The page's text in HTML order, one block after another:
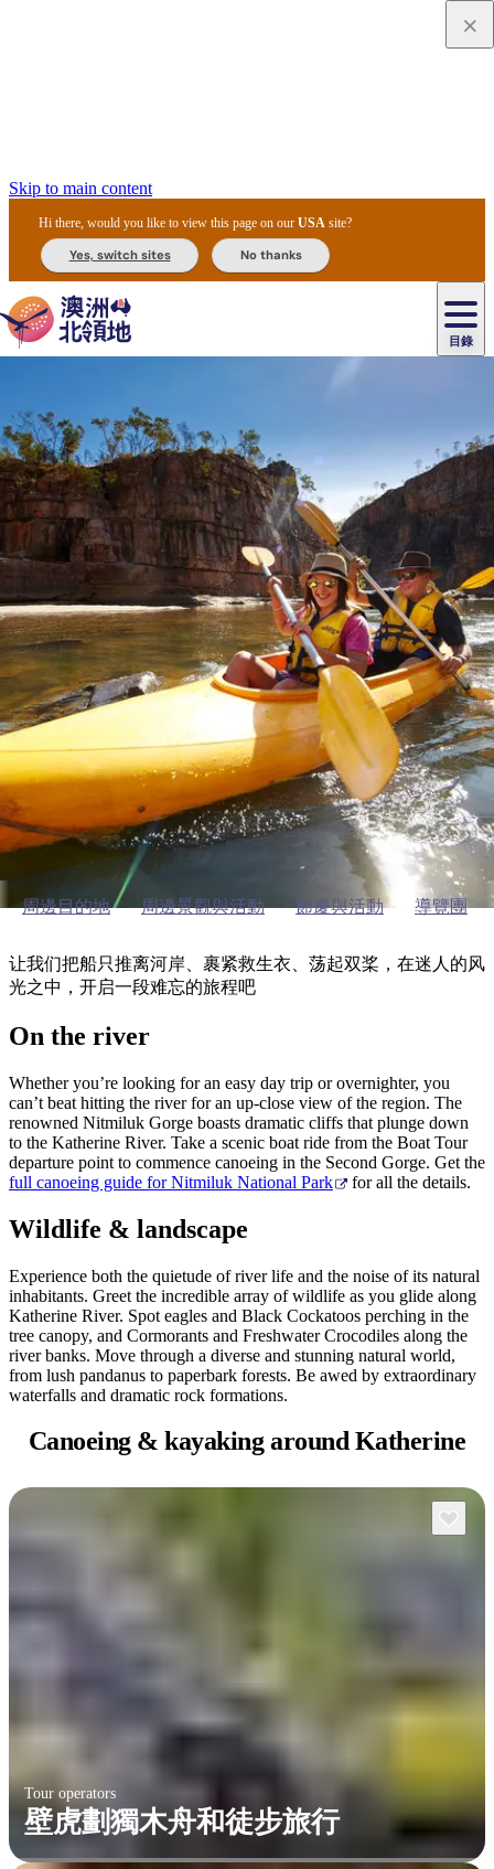
Skip to main content
Hi there, would you like to view this page on ourUSA site?
Yes, switch sites No thanks
目錄
主
目
錄
必
訪
景
點
最
受
歡
迎
目
的
地
內
陸
戶
地
區
探
索
文泉
烏
魯
魯
家
公
園
菲
特
國
家
公
園
卡
國
家
公
園
提
維
群
島
東
阿
納
姆
地
馬
塔
蘭
卡
溫
泉
池
尼
特
米
魯
克
國
家
公
園
魯
卡
魯
/
魔
鬼
大
理
石
保
護
區
馬
古
克
瀑
布
茨
奧
里
查
/
西
麥
克
唐
納
國
家
公
園
必
玩
活
動
體
驗
旅
類
型
推
薦
榜
單
驗略
慶
與
活
動
和
探
險
和
野
生
動
植
物
歷
史
與
文
物
釣
魚
豪
華
旅
游
露
營
和
豪
華
野
營
自
駕
遊
規
劃
您
的
旅
行
規
劃
和
預
實
用
資
訊
規
具
宿團
交
通
工
具
搜
尋:
up
凯瑟琳的户外活动
Canoeing & kayaking
around Katherine
周邊目的地 周邊景觀與活動 節慶與活動 導覽團
让我们把船只推离河岸、裹紧救生衣、荡起双桨，在迷人的风
光之中，开启一段难忘的旅程吧
On the river
Whether you’re looking for an easy day trip or overnighter, you
can’t beat hitting the river for an up-close view of the region. The
renowned Nitmiluk Gorge boasts dramatic cliffs that plunge down
to the Katherine River. Take a scenic boat ride from the Boat Tour
departure point to commence canoeing in the Second Gorge. Get the
full canoeing guide for Nitmiluk National Park
for all the details.
Wildlife & landscape
Experience both the quietude of river life and the noise of its natural
inhabitants. Greet the incredible array of wildlife as you glide along
Katherine River. Spot eagles and Black Cockatoos perching in the
tree canopy, and Cormorants and Freshwater Crocodiles along the
river banks. Move through a diverse and stunning natural world,
from lush pandanus to paperbark forests. Be awed by extraordinary
waterfalls and dramatic rock formations.
Canoeing &kayaking around Katherine
Tour operators
壁虎劃獨木舟和徒步旅行